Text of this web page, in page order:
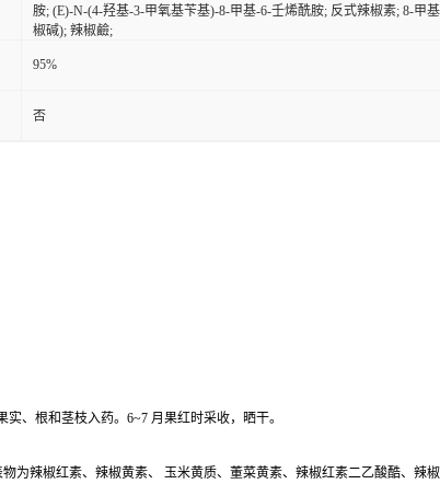
胺; (E)-N-(4-羟基-3-甲氧基苄基)-8-甲基-6-壬烯酰胺; 反式辣椒素; 8-
椒碱); 辣椒鹼;
95%
否
实、根和茎枝入药。6~7 月果红时采收，晒干。
为辣椒红素、辣椒黄素、 玉米黄质、董菜黄素、辣椒红素二乙酸酷、